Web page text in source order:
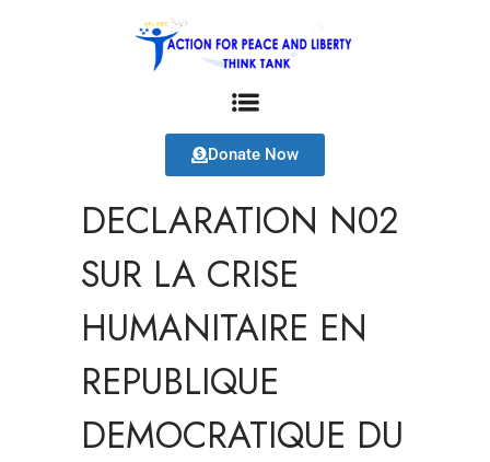
Donate Now
DECLARATION N02
SUR LA CRISE
HUMANITAIRE EN
REPUBLIQUE
DEMOCRATIQUE DU